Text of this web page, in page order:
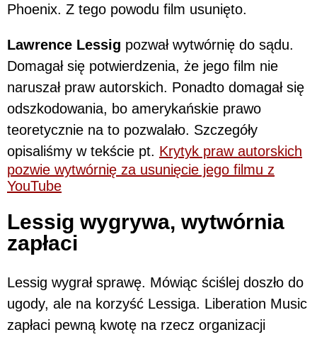
Phoenix. Z tego powodu film usunięto.
Lawrence Lessig pozwał wytwórnię do sądu.
Domagał się potwierdzenia, że jego film nie
naruszał praw autorskich. Ponadto domagał się
odszkodowania, bo amerykańskie prawo
teoretycznie na to pozwalało. Szczegóły
opisaliśmy w tekście pt. Krytyk praw autorskich
pozwie wytwórnię za usunięcie jego filmu z
YouTube
Lessig wygrywa, wytwórnia
zapłaci
Lessig wygrał sprawę. Mówiąc ściślej doszło do
ugody, ale na korzyść Lessiga. Liberation Music
zapłaci pewną kwotę na rzecz organizacji